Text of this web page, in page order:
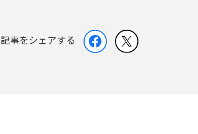
記事をシェアする